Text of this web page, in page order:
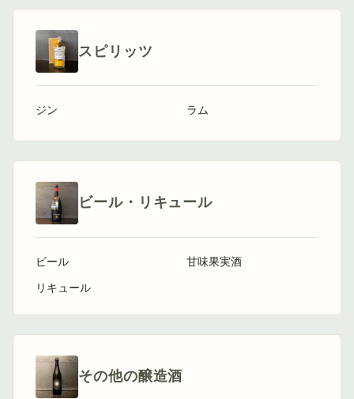
スピリッツ
ジン ラム
ビール・リキュール
ビール
リキュール
甘味果実酒
その他の醸造酒